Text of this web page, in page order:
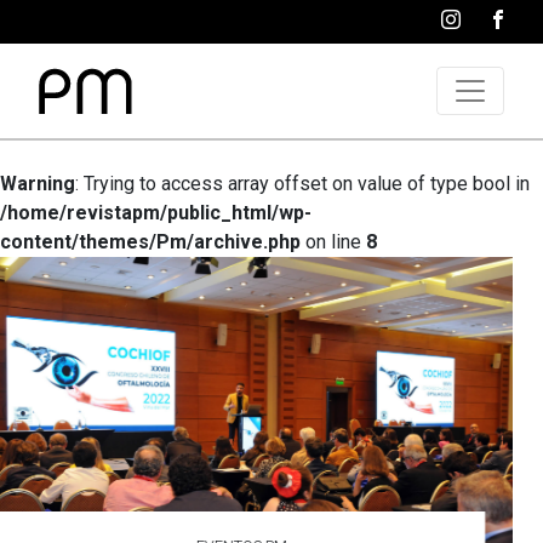
Warning: Trying to access array offset on value of type bool in
/home/revistapm/public_html/wp-
content/themes/Pm/archive.php on line 8